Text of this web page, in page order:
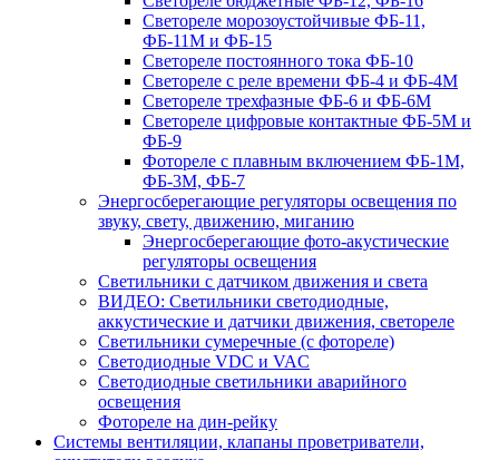
Светореле морозоустойчивые ФБ-11,
ФБ-11М и ФБ-15
Светореле постоянного тока ФБ-10
Светореле с реле времени ФБ-4 и ФБ-4М
Светореле трехфазные ФБ-6 и ФБ-6М
Светореле цифровые контактные ФБ-5М и
ФБ-9
Фотореле с плавным включением ФБ-1М,
ФБ-3М, ФБ-7
Энергосберегающие регуляторы освещения по
звуку, свету, движению, миганию
Энергосберегающие фото-акустические
регуляторы освещения
Светильники с датчиком движения и света
ВИДЕО: Светильники светодиодные,
аккустические и датчики движения, светореле
Светильники сумеречные (с фотореле)
Светодиодные VDC и VAC
Светодиодные светильники аварийного
освещения
Фотореле на дин-рейку
Системы вентиляции, клапаны проветриватели,